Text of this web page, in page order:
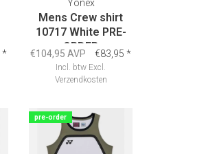
*
Yonex
Mens Crew shirt
10717 White PRE-
ORDER
€104,95 AVP €83,95 *
Incl. btw Excl.
Verzendkosten
pre-order